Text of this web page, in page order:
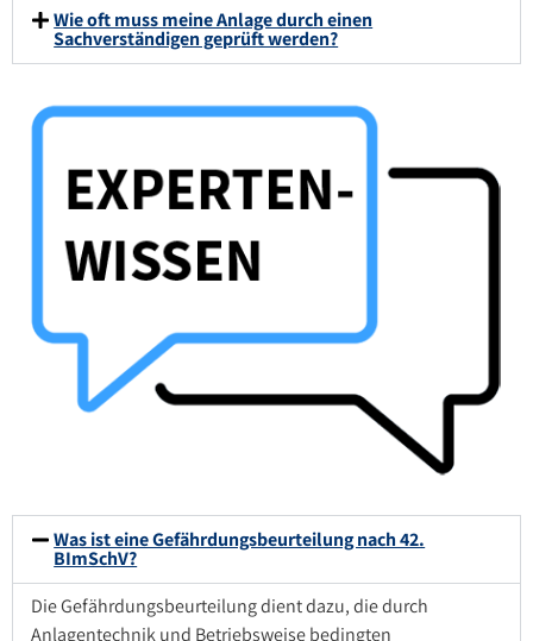
Wie oft muss meine Anlage durch einen
Sachverständigen geprüft werden?
Was ist eine Gefährdungsbeurteilung nach 42.
BImSchV?
Die Gefährdungsbeurteilung dient dazu, die durch
Anlagentechnik und Betriebsweise bedingten